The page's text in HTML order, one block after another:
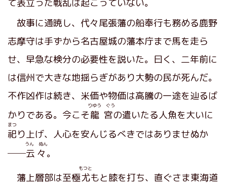
て表立った戦乱は起こっていない。
故事に通暁し、代々尾張藩の船奉行も務める鹿野
志摩守は手ずから名古屋城の藩本庁まで馬を走ら
せ、早急な検分の必要性を説いた。曰く、二年前に
は信州で大きな地揺らぎがあり大勢の民が死んだ。
不作凶作は続き、米価や物価は高騰の一途を辿るば
かりである。今こそ龍宮
りゆう ぐう
の遣いたる人魚を大いに
祀
まつ
り上げ、人心を安んじるべきではありませぬか
──云々
うん ぬん
。
藩上層部は至極尤
もつと
もと膝を打ち、直ぐさま東海道